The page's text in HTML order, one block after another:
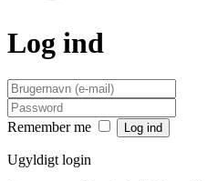
Log ind
Remember me
Ugyldigt login